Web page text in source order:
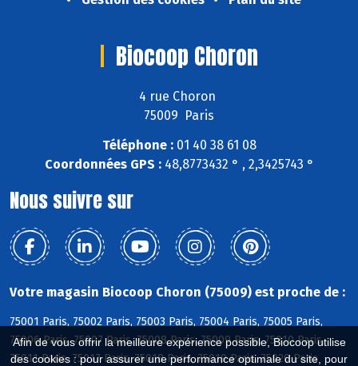
Afin de vous offrir la meilleure expérience possible, Biocoop utilise
des cookies : pour assurer une performance optimale du site, pour
Biocoop Choron
4 rue Choron
75009 Paris
Téléphone :01 40 38 61 08
Coordonnées GPS :48,8773432 ° , 2,3425743 °
Nous suivre sur
Votre magasin Biocoop Choron (75009) est proche de :
75001 Paris, 75002 Paris, 75003 Paris, 75004 Paris, 75005 Paris,
75006 Paris, 75007 Paris, 75008 Paris, 75009 Paris, 75010 Paris,
75011 Paris, 75017 Paris, 75018 Paris, 75019 Paris, 75020 Paris